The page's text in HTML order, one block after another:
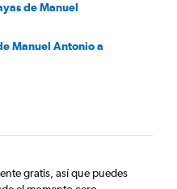
de Manuel
Manuel Antonio a
gratis, así que puedes